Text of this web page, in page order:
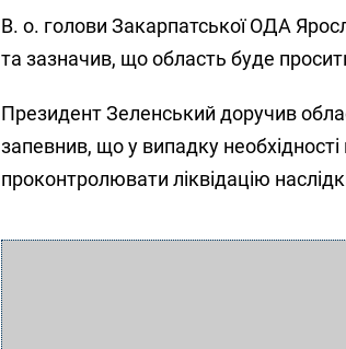
В. о. голови Закарпатської ОДА
та зазначив, що область буде
Президент Зеленський доручив
запевнив, що у випадку
проконтролювати ліквідацію